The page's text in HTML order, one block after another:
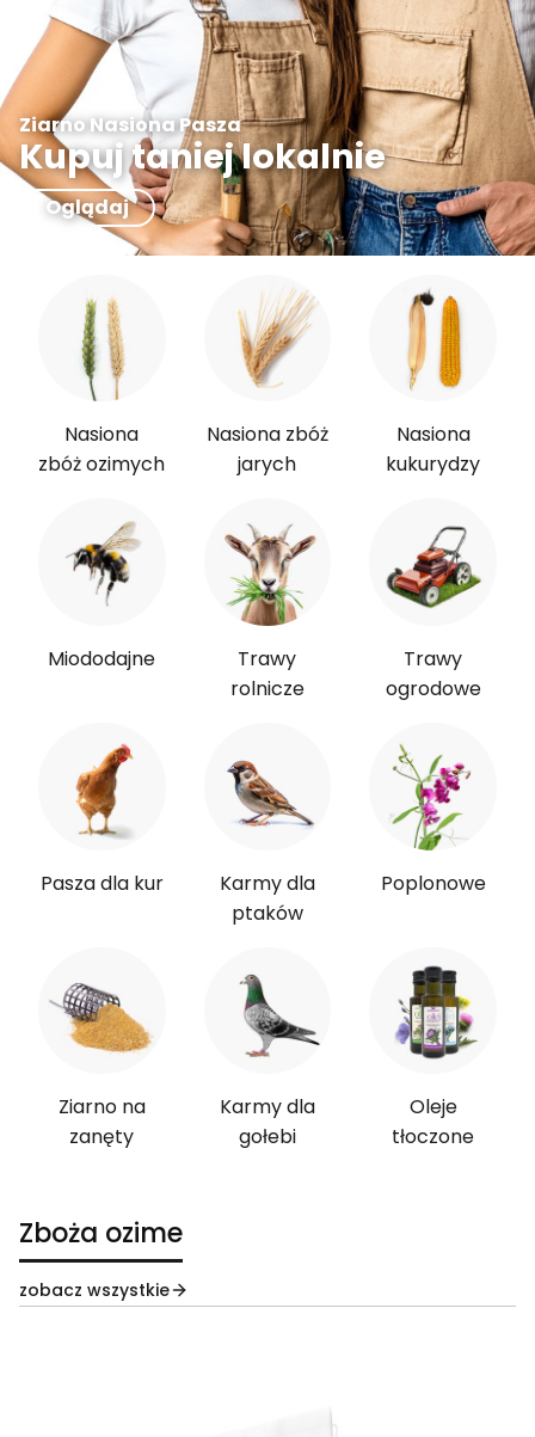
Ziarno Nasiona Pasza
Kupuj taniej lokalnie
Oglądaj
Nasiona
zbóż ozimych
Nasiona zbóż
jarych
Nasiona
kukurydzy
Miododajne
Trawy
rolnicze
Trawy
ogrodowe
Pasza dla kur
Karmy dla
ptaków
Poplonowe
Ziarno na
zanęty
Karmy dla
gołebi
Oleje
tłoczone
Zboża ozime
zobacz wszystkie